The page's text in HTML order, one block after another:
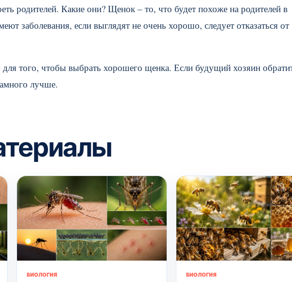
родителей. Какие они? Щенок – то, что будет похоже на родителей в
заболевания, если выглядят не очень хорошо, следует отказаться от
для того, чтобы выбрать хорошего щенка. Если будущий хозяин
лучше.
БИОЛОГИЯ БИОЛОГИЯ